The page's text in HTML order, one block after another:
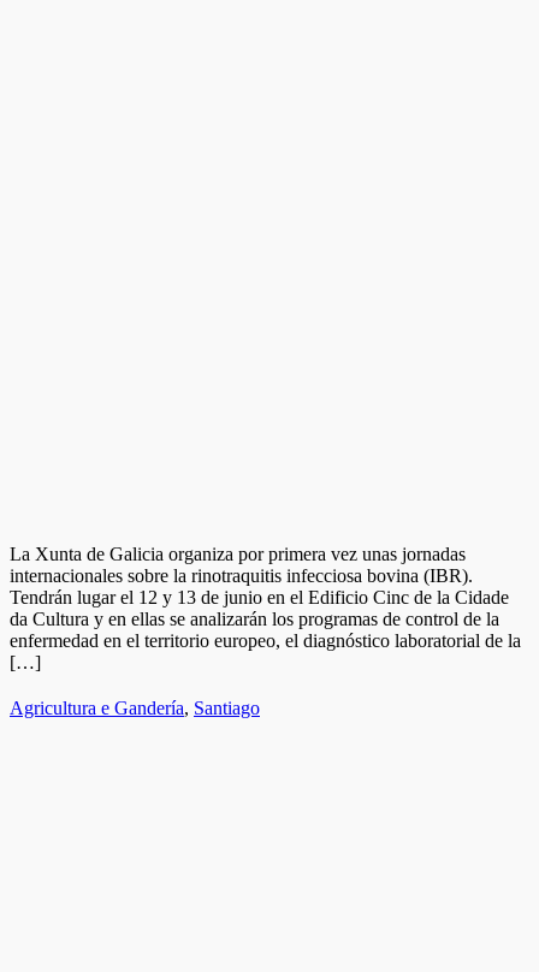
La Xunta de Galicia organiza por primera vez unas jornadas
internacionales sobre la rinotraquitis infecciosa bovina (IBR).
Tendrán lugar el 12 y 13 de junio en el Edificio Cinc de la Cidade
da Cultura y en ellas se analizarán los programas de control de la
enfermedad en el territorio europeo, el diagnóstico laboratorial de la
[…]
Agricultura e Gandería, Santiago